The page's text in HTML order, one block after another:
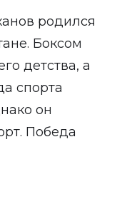
родился
Боксом
детства, а
спорта
он
Победа